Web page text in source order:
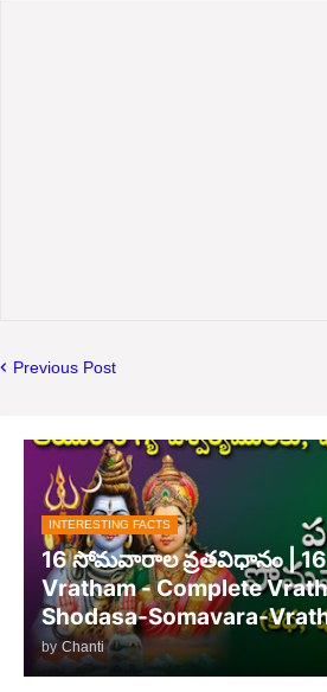
Previous Post
INTERESTING FACTS
16 సోమవారాల వ్రతవిధానం | 16
Vratham - Complete
Shodasa-Somavara-
by Chanti